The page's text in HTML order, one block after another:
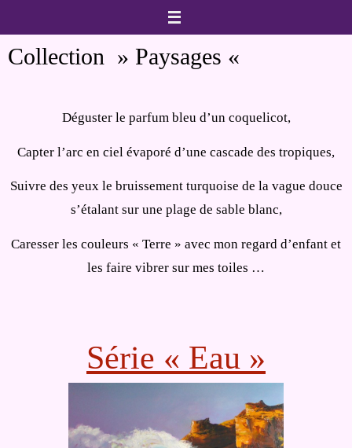
vers
leCollection » Paysages «
Déguster le parfum bleu d’un coquelicot,
Capter l’arc en ciel évaporé d’une cascade des tropiques,
Suivre des yeux le bruissement turquoise de la vague douce
s’étalant sur une plage de sable blanc,
Caresser les couleurs « Terre » avec mon regard d’enfant et
les faire vibrer sur mes toiles …
Série « Eau »